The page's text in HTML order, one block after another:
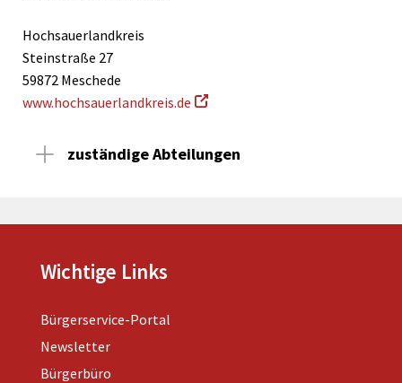
Hochsauerlandkreis
Steinstraße 27
59872 Meschede
www.hochsauerlandkreis.de
zuständige Abteilungen
Wichtige Links
Bürgerservice-Portal
Newsletter
Bürgerbüro